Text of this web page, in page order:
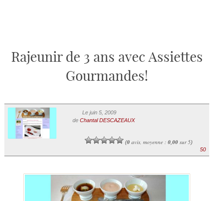
Rajeunir de 3 ans avec Assiettes
Gourmandes!
Le juin 5, 2009
de Chantal DESCAZEAUX
(0avis, moyenne : 0,00sur 5)
50